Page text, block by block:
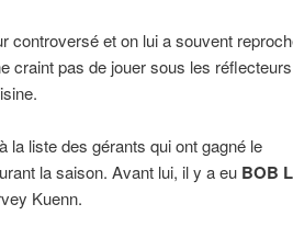
controversé et on lui a souvent
craint pas de jouer sous les
la liste des gérants qui ont gagné le
la saison. Avant lui, il y a eu BOB
Kuenn.